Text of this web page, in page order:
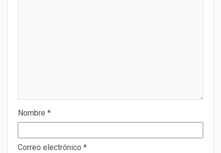
Nombre *
Correo electrónico *